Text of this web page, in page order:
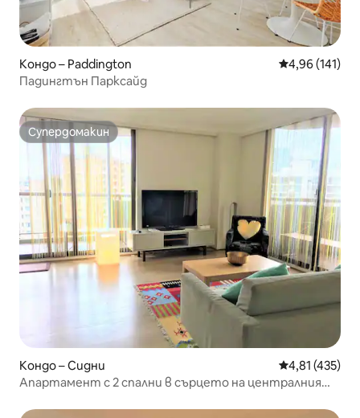
Кондо – Paddington Средна
4,96 (141)
Падингтън Парксайд
Супердомакин
Супердомакин
Кондо – Сидни Средна
4,81 (435)
Апартамент с 2 спални в сърцето на централния